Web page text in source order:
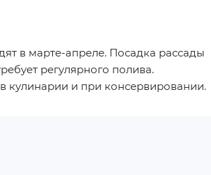
в марте-апреле. Посадка рассады
регулярного полива.
кулинарии и при консервировании.